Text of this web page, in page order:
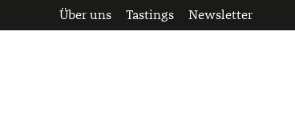
Über uns Tastings Newsletter